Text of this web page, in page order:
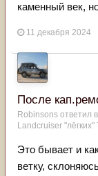
каменный век,
11 декабря 2024
После
Robinsons ответил
Landcruiser
Это бывает и
ветку,